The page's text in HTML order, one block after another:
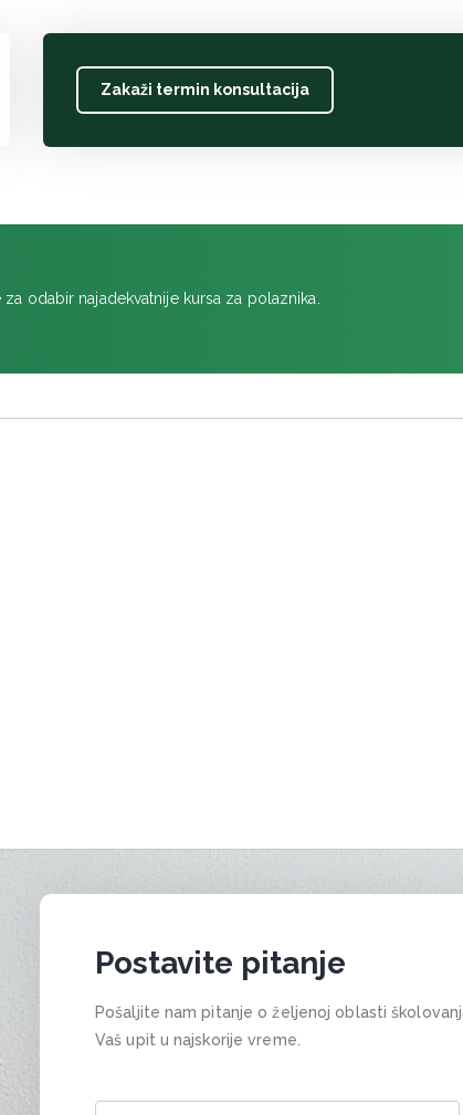
Zakaži termin konsultacija
odabir najadekvatnije kursa za polaznika.
Postavite pitanje
Pošaljite nam pitanje o željenoj oblasti
Vaš upit u najskorije vreme.